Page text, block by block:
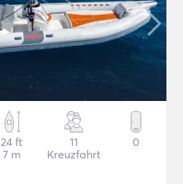
24 ft
7 m
11
Kreuzfahrt
0